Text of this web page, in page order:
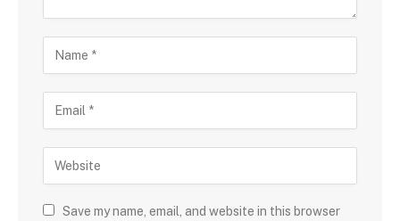
Save my name, email, and website in this browser